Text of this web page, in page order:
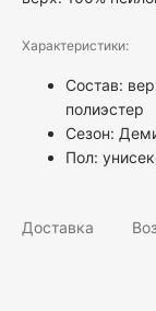
Характеристики:
Состав:
полиэстер
Сезон:
Пол:
Доставка